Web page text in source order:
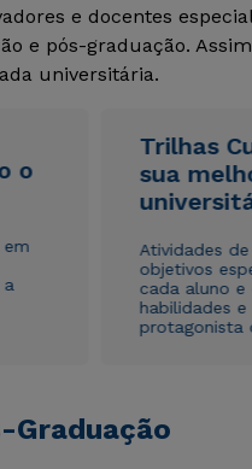
e docentes
e pós-graduação.
universitária.
o
em
a
Trilhas
sua
Atividades
objetivos
cada aluno e
habilidades
protagonista
Graduação
Estou
envio
Estou
envio